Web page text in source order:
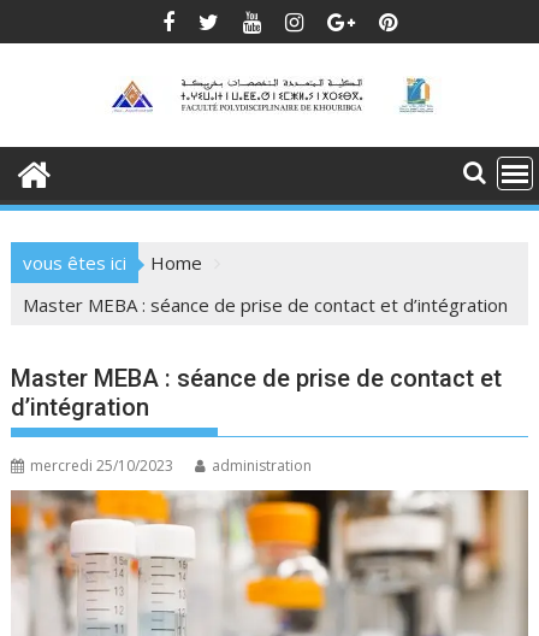
to
vous êtes ici
Home
Master MEBA : séance de prise de contact et d’intégration
Master MEBA : séance de prise de contact et
d’intégration
mercredi 25/10/2023 administration